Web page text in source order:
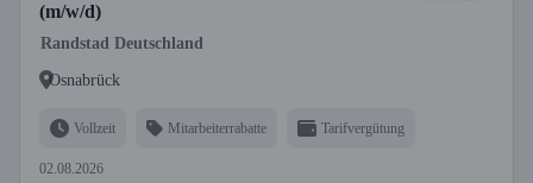
(m/w/d)
Randstad Deutschland
Osnabrück
Vollzeit Mitarbeiterrabatte Tarifvergütung
02.08.2026